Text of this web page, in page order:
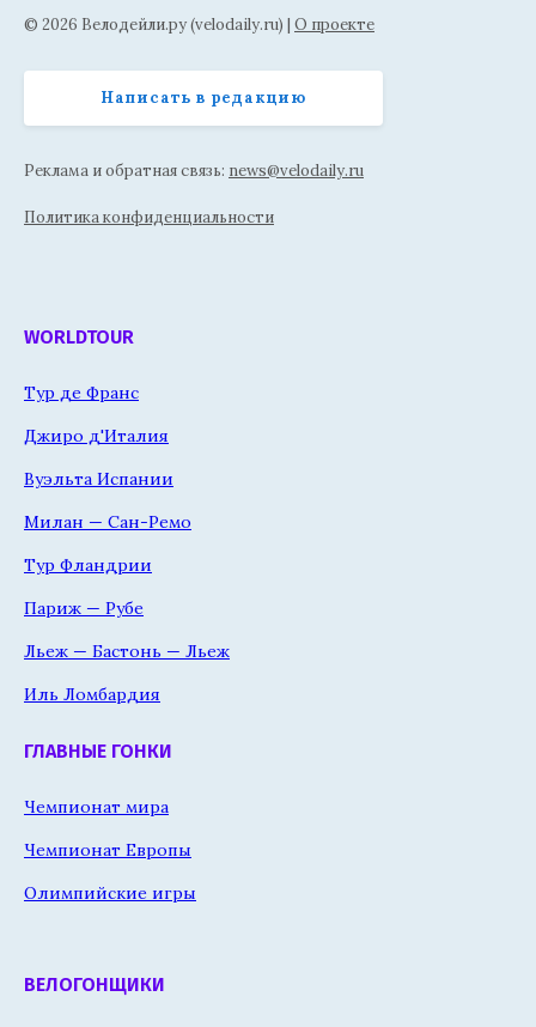
© 2026 Велодейли.ру (velodaily.ru) | О проекте
Написать в редакцию
Реклама и обратная связь: news@velodaily.ru
Политика конфиденциальности
WORLDTOUR
Тур де Франс
Джиро д'Италия
Вуэльта Испании
Милан — Сан-Ремо
Тур Фландрии
Париж — Рубе
Льеж — Бастонь — Льеж
Иль Ломбардия
ГЛАВНЫЕ ГОНКИ
Чемпионат мира
Чемпионат Европы
Олимпийские игры
ВЕЛОГОНЩИКИ